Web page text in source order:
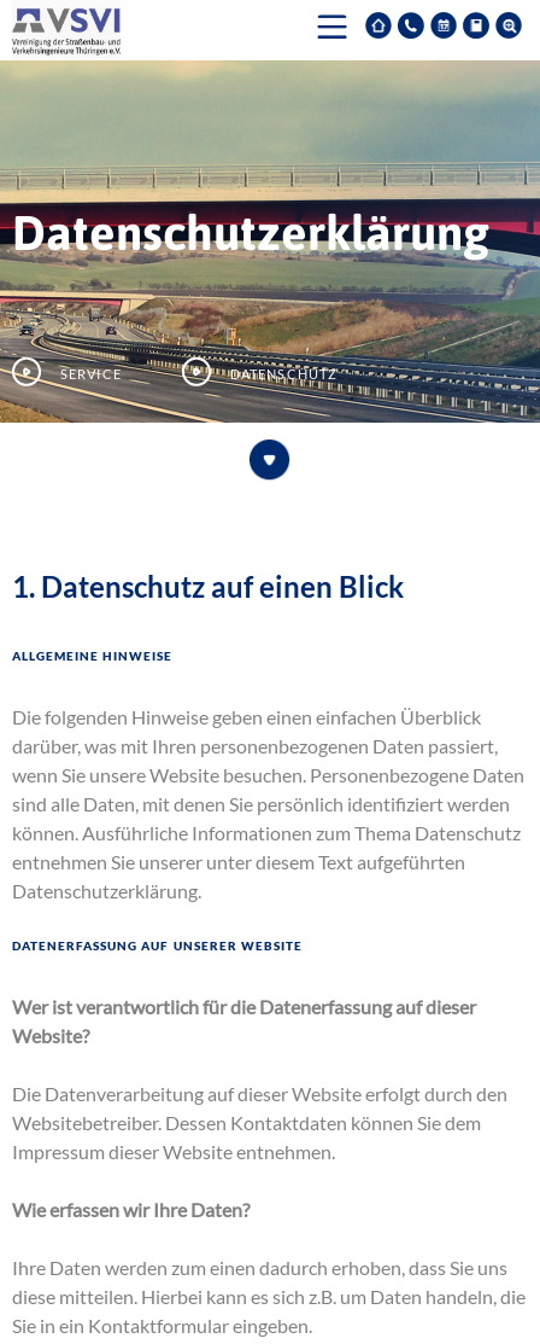
Datenschutzerklärung
Service Datenschutz
1. Datenschutz auf einen Blick
Allgemeine Hinweise
Die folgenden Hinweise geben einen einfachen Überblick
darüber, was mit Ihren personenbezogenen Daten passiert,
wenn Sie unsere Website besuchen. Personenbezogene Daten
sind alle Daten, mit denen Sie persönlich identifiziert werden
können. Ausführliche Informationen zum Thema Datenschutz
entnehmen Sie unserer unter diesem Text aufgeführten
Datenschutzerklärung.
Datenerfassung auf unserer Website
Wer ist verantwortlich für die Datenerfassung auf dieser
Website?
Die Datenverarbeitung auf dieser Website erfolgt durch den
Websitebetreiber. Dessen Kontaktdaten können Sie dem
Impressum dieser Website entnehmen.
Wie erfassen wir Ihre Daten?
Ihre Daten werden zum einen dadurch erhoben, dass Sie uns
diese mitteilen. Hierbei kann es sich z.B. um Daten handeln, die
Sie in ein Kontaktformular eingeben.